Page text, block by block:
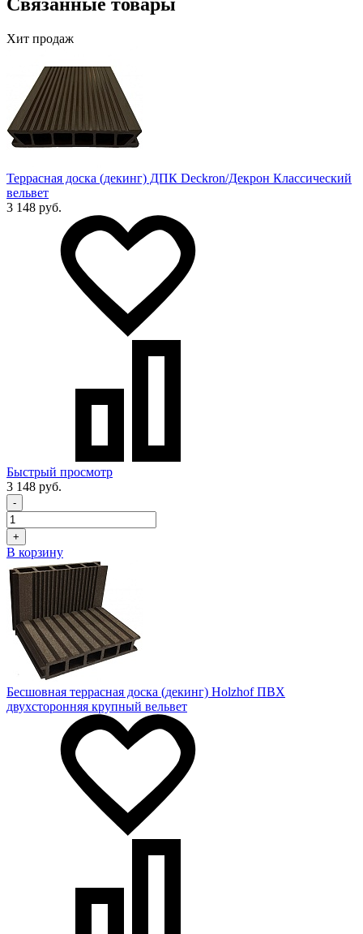
Хит продаж
Террасная доска (декинг) ДПК Deckron/Декрон Классический
вельвет
3 148 руб.
Быстрый просмотр
3 148 руб.
-
+
В корзину
Бесшовная террасная доска (декинг) Holzhof ПВХ
двухсторонняя крупный вельвет